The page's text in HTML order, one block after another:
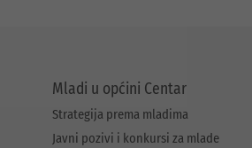
Mladi u općini Centar
Strategija prema mladima
Javni pozivi i konkursi za mlade